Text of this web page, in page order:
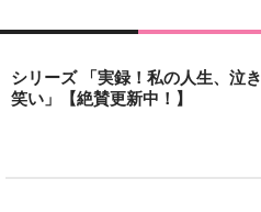
シリーズ 「実録！私の人生、泣き
笑い」【絶賛更新中！】